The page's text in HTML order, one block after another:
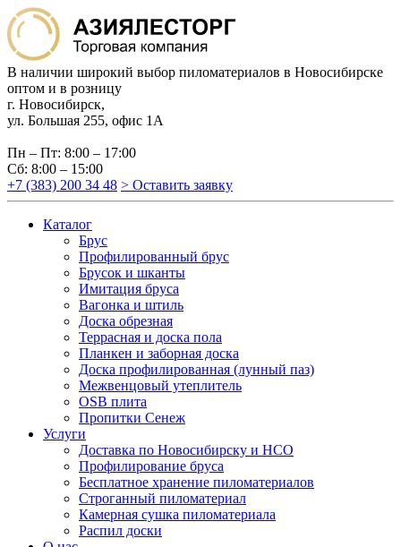
В наличии широкий выбор пиломатериалов в Новосибирске
оптом и в розницу
г. Новосибирск,
ул. Большая 255, офис 1А
Пн – Пт: 8:00 – 17:00
Сб: 8:00 – 15:00
+7 (383) 200 34 48 > Оставить заявку
Каталог
Брус
Профилированный брус
Брусок и шканты
Имитация бруса
Вагонка и штиль
Доска обрезная
Террасная и доска пола
Планкен и заборная доска
Доска профилированная (лунный паз)
Межвенцовый утеплитель
OSB плита
Пропитки Сенеж
Услуги
Доставка по Новосибирску и НСО
Профилирование бруса
Бесплатное хранение пиломатериалов
Строганный пиломатериал
Камерная сушка пиломатериала
Распил доски